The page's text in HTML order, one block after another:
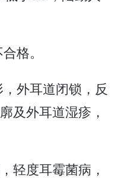
格。
外耳道闭锁，反
及外耳道湿疹，
轻度耳霉菌病，